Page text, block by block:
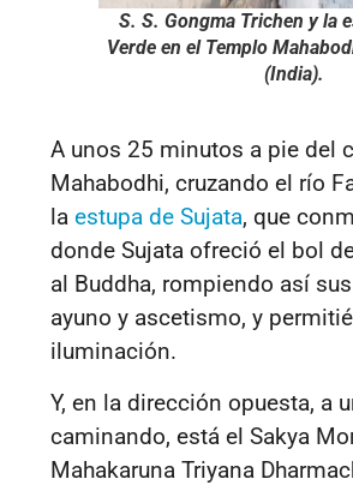
S. S. Gongma Trichen y la
Verde en el Templo
(India).
A unos 25 minutos a pie del
Mahabodhi, cruzando el río
la estupa de Sujata, que
donde Sujata ofreció el bol
al Buddha, rompiendo así
ayuno y ascetismo, y
iluminación.
Y, en la dirección opuesta, a
caminando, está el Sakya
Mahakaruna Triyana